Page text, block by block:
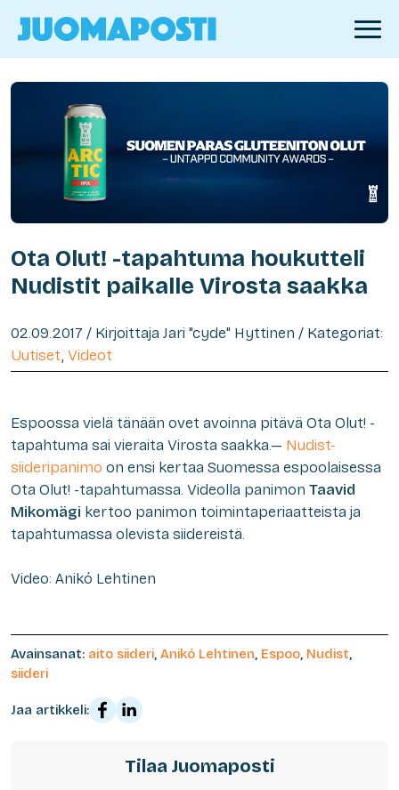
Ota Olut! -tapahtuma houkutteli
Nudistit paikalle Virosta saakka
02.09.2017 / Kirjoittaja Jari "cyde" Hyttinen / Kategoriat:
Uutiset, Videot
Espoossa vielä tänään ovet avoinna pitävä Ota Olut! -
tapahtuma sai vieraita Virosta saakka.— Nudist-
siideripanimo on ensi kertaa Suomessa espoolaisessa
Ota Olut! -tapahtumassa. Videolla panimon Taavid
Mikomägi kertoo panimon toimintaperiaatteista ja
tapahtumassa olevista siidereistä.
Video: Anikó Lehtinen
Avainsanat: aito siideri Anikó Lehtinen Espoo Nudist
siideri
Jaa artikkeli:
Tilaa Juomaposti